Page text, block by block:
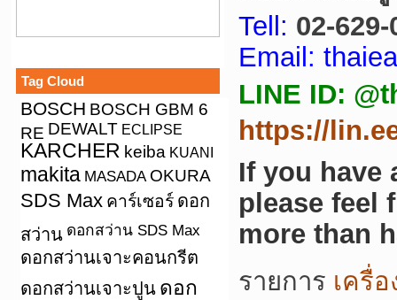
Tag Cloud
BOSCH BOSCH GBM 6
RE DEWALT ECLIPSE
KARCHER keiba KUANI
makita MASADA OKURA
SDS Max คาร์เซอร์ ดอก
สว่าน ดอกสว่าน SDS Max
ดอกสว่านเจาะคอนกรีต
ดอกสว่านเจาะปูน ดอก
Tell: 02-629-
Email:
LINE ID:
https://
If you have
please feel
more than
รายการ เครื่